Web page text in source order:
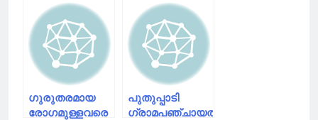
ട്രീറ്റ്‌മെന്റ്
ഒരുക്കും;
ശാരീരിക
അകലം
നിർബന്ധമായി
പാലിക്കണമെന്ന്
മുഖ്യമന്ത്രി
സംസ്ഥാനത്ത്
മൂന്ന്
പ്ലാനുകൾ;
വിശദീകരിച്ച്
മുഖ്യമന്ത്രി
ഗുരുതരമായ
രോഗമുള്ളവരെ
പുതുപ്പാടി
ഗ്രാമപഞ്ചായത്ത്